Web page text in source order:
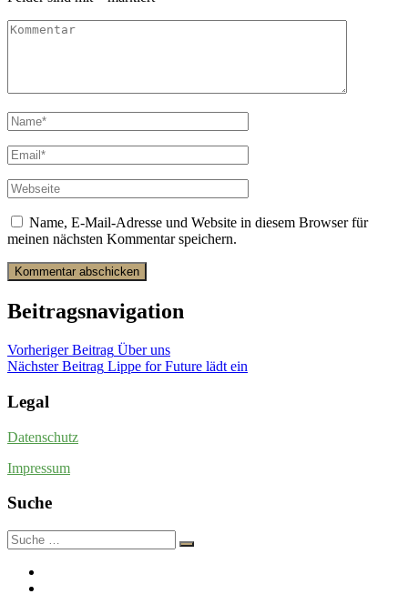
Name, E-Mail-Adresse und Website in diesem Browser für
meinen nächsten Kommentar speichern.
Beitragsnavigation
Vorheriger Beitrag Über uns
Nächster Beitrag Lippe for Future lädt ein
Legal
Datenschutz
Impressum
Suche